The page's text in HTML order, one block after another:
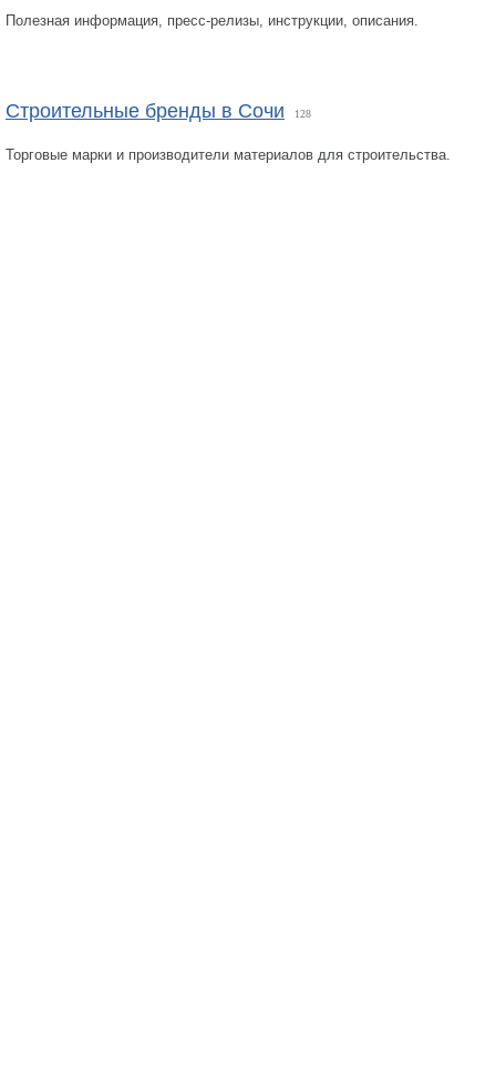
Полезная информация, пресс-релизы, инструкции, описания.
Строительные бренды в Сочи 128
Торговые марки и производители материалов для строительства.